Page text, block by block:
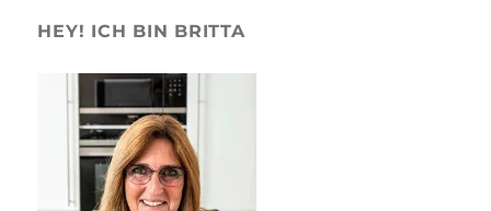
HEY! ICH BIN BRITTA